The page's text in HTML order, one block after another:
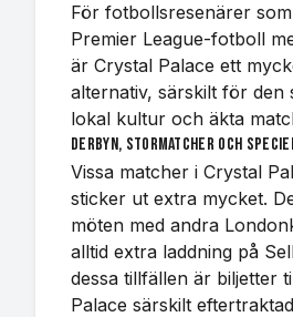
För fotbollsresenärer
Premier League-fotboll
är Crystal Palace ett
alternativ, särskilt för den
lokal kultur och äkta
Derbyn, stormatcher och
Vissa matcher i Crystal
sticker ut extra mycket.
möten med andra
alltid extra laddning på
dessa tillfällen är biljetter
Palace särskilt